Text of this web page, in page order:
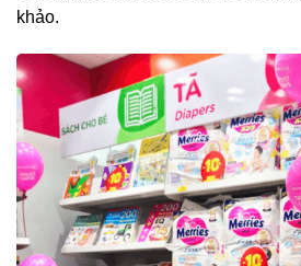
khảo.